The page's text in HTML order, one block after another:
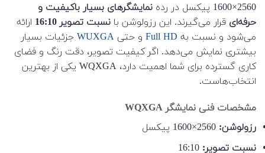
2560×1600 پیکسل در رده
نمایشگرهای بسیار باکیفیت و
حرفه‌ای قرار می‌گیرند. این رزولوشن با نسبت تصویر 16:10
ارائه
می‌شود و نسبت به Full HD و حتی WUXGA جزئیات بسیار
بیشتری نمایش می‌دهد. اگر کیفیت تصویر، دقت رنگ و فضای
کاری گسترده برای شما اهمیت دارد، WQXGA یکی از بهترین
انتخاب‌هاست.
مشخصات فنی نمایشگر WQXGA
رزولوشن:
نسبت تصویر: